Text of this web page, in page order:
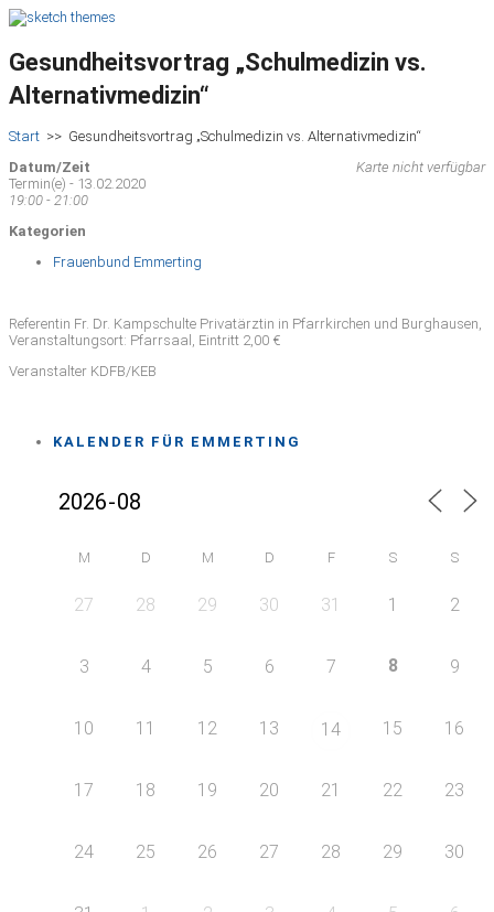
Gesundheitsvortrag „Schulmedizin vs.
Alternativmedizin“
Start >> Gesundheitsvortrag „Schulmedizin vs. Alternativmedizin“
Karte nicht verfügbar
Datum/Zeit
Termin(e) - 13.02.2020
19:00 - 21:00
Kategorien
Frauenbund Emmerting
Referentin Fr. Dr. Kampschulte Privatärztin in Pfarrkirchen und Burghausen,
Veranstaltungsort: Pfarrsaal, Eintritt 2,00 €
Veranstalter KDFB/KEB
KALENDER FÜR EMMERTING
M D M D F S S
27 28 29 30 31 1 2
3 4 5 6 7 8 9
10 11 12 13 14 15 16
17 18 19 20 21 22 23
24 25 26 27 28 29 30